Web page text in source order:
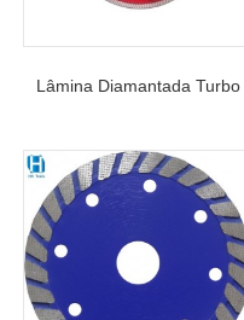
Lâmina Diamantada Turbo
Preço Para Cortar Aço,
Granito, Alvenaria E Materiais
De Construção